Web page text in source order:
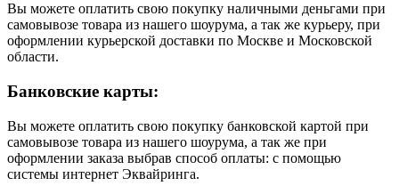
Вы можете оплатить свою покупку наличными деньгами при
самовывозе товара из нашего шоурума, а так же курьеру, при
оформлении курьерской доставки по Москве и Московской
области.
Банковские карты:
Вы можете оплатить свою покупку банковской картой при
самовывозе товара из нашего шоурума, а так же при
оформлении заказа выбрав способ оплаты: с помощью
системы интернет Эквайринга.